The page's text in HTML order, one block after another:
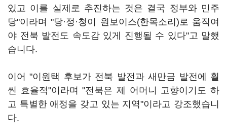
있고 이를 실제로 추진하는 것은 결국 정부와 민주
당"이라며 "당·정·청이 원보이스(한목소리)로 움직여
야 전북 발전도 속도감 있게 진행될 수 있다"고 말했
습니다.
이어 "이원택 후보가 전북 발전과 새만금 발전에 훨
씬 효율적"이라며 "전북은 제 어머니 고향이기도 하
고 특별한 애정을 갖고 있는 지역"이라고 강조했습니
다.